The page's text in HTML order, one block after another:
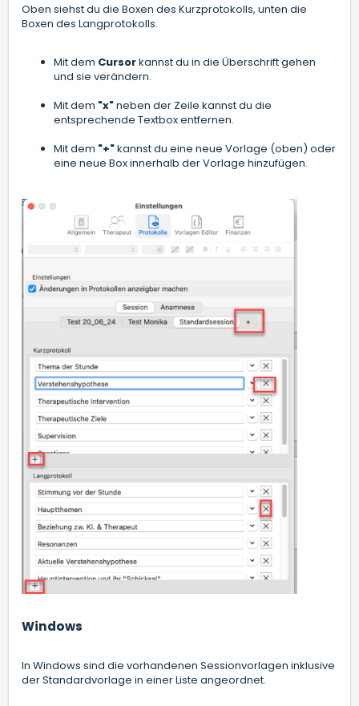
Oben siehst du die Boxen des Kurzprotokolls, unten die
Boxen des Langprotokolls.
Mit dem Cursorkannst du in die Überschrift gehen
und sie verändern.
Mit dem "x"neben der Zeile kannst du die
entsprechende Textbox entfernen.
Mit dem "+"kannst du eine neue Vorlage (oben) oder
eine neue Box innerhalb der Vorlage hinzufügen.
Windows
In Windows sind die vorhandenen Sessionvorlagen inklusive
der Standardvorlage in einer Liste angeordnet.